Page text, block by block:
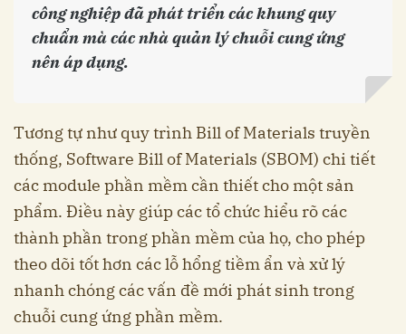
công nghiệp đã phát triển các khung quy
chuẩn mà các nhà quản lý chuỗi cung ứng
nên áp dụng.
Tương tự như quy trình Bill of Materials truyền
thống, Software Bill of Materials (SBOM) chi tiết
các module phần mềm cần thiết cho một sản
phẩm. Điều này giúp các tổ chức hiểu rõ các
thành phần trong phần mềm của họ, cho phép
theo dõi tốt hơn các lỗ hổng tiềm ẩn và xử lý
nhanh chóng các vấn đề mới phát sinh trong
chuỗi cung ứng phần mềm.